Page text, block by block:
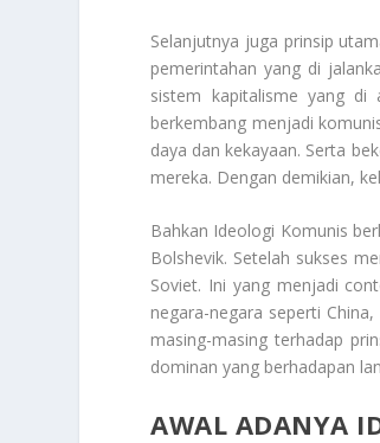
Selanjutnya juga prinsip
pemerintahan yang di
sistem kapitalisme yang di
berkembang menjadi
daya dan kekayaan. Serta
mereka. Dengan demikian,
Bahkan Ideologi Komunis
Bolshevik. Setelah sukses
Soviet. Ini yang menjadi
negara-negara seperti
masing-masing terhadap
dominan yang berhadapan
AWAL ADANYA